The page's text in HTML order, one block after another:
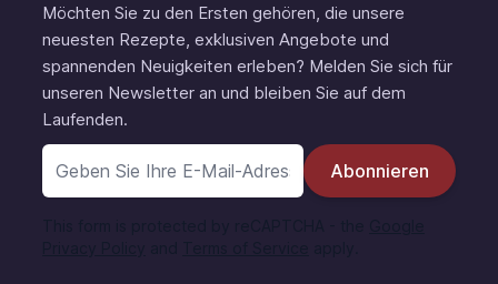
Möchten Sie zu den Ersten gehören, die unsere
neuesten Rezepte, exklusiven Angebote und
spannenden Neuigkeiten erleben? Melden Sie sich für
unseren Newsletter an und bleiben Sie auf dem
Laufenden.
E-Mail-Adresse
Abonnieren